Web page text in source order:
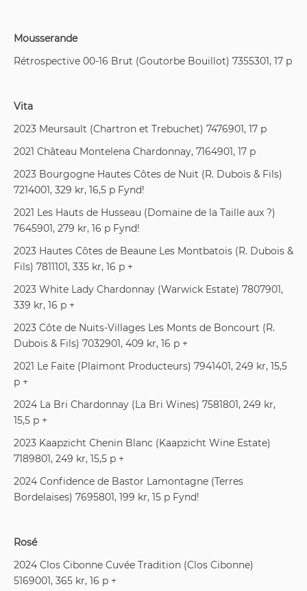
Mousserande
Rétrospective 00-16 Brut (Goutorbe Bouillot) 7355301, 17 p
Vita
2023 Meursault (Chartron et Trebuchet) 7476901, 17 p
2021 Château Montelena Chardonnay, 7164901, 17 p
2023 Bourgogne Hautes Côtes de Nuit (R. Dubois & Fils)
7214001, 329 kr, 16,5 p Fynd!
2021 Les Hauts de Husseau (Domaine de la Taille aux ?)
7645901, 279 kr, 16 p Fynd!
2023 Hautes Côtes de Beaune Les Montbatois (R. Dubois &
Fils) 7811101, 335 kr, 16 p +
2023 White Lady Chardonnay (Warwick Estate) 7807901,
339 kr, 16 p +
2023 Côte de Nuits-Villages Les Monts de Boncourt (R.
Dubois & Fils) 7032901, 409 kr, 16 p +
2021 Le Faite (Plaimont Producteurs) 7941401, 249 kr, 15,5
p +
2024 La Bri Chardonnay (La Bri Wines) 7581801, 249 kr,
15,5 p +
2023 Kaapzicht Chenin Blanc (Kaapzicht Wine Estate)
7189801, 249 kr, 15,5 p +
2024 Confidence de Bastor Lamontagne (Terres
Bordelaises) 7695801, 199 kr, 15 p Fynd!
Rosé
2024 Clos Cibonne Cuvée Tradition (Clos Cibonne)
5169001, 365 kr, 16 p +